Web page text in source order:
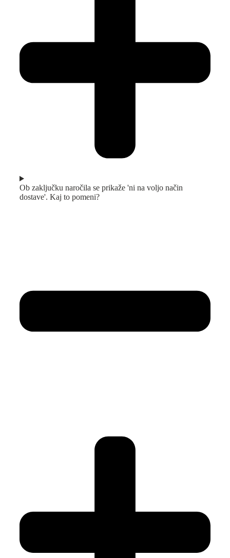
Ob zaključku naročila se prikaže 'ni na voljo način
dostave'. Kaj to pomeni?